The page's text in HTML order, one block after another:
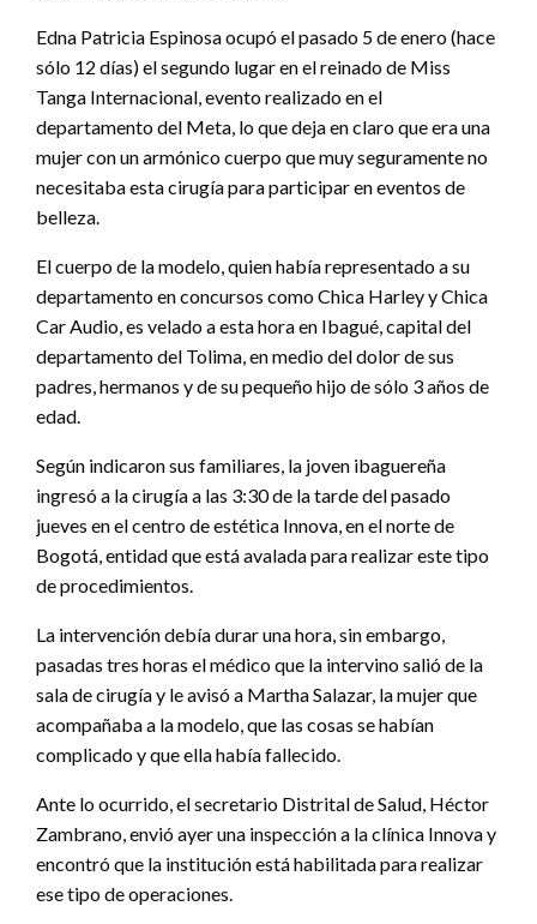
Edna Patricia Espinosa ocupó el pasado 5 de enero (hace
sólo 12 días) el segundo lugar en el reinado de Miss
Tanga Internacional, evento realizado en el
departamento del Meta, lo que deja en claro que era una
mujer con un armónico cuerpo que muy seguramente no
necesitaba esta cirugía para participar en eventos de
belleza.
El cuerpo de la modelo, quien había representado a su
departamento en concursos como Chica Harley y Chica
Car Audio, es velado a esta hora en Ibagué, capital del
departamento del Tolima, en medio del dolor de sus
padres, hermanos y de su pequeño hijo de sólo 3 años de
edad.
Según indicaron sus familiares, la joven ibaguereña
ingresó a la cirugía a las 3:30 de la tarde del pasado
jueves en el centro de estética Innova, en el norte de
Bogotá, entidad que está avalada para realizar este tipo
de procedimientos.
La intervención debía durar una hora, sin embargo,
pasadas tres horas el médico que la intervino salió de la
sala de cirugía y le avisó a Martha Salazar, la mujer que
acompañaba a la modelo, que las cosas se habían
complicado y que ella había fallecido.
Ante lo ocurrido, el secretario Distrital de Salud, Héctor
Zambrano, envió ayer una inspección a la clínica Innova y
encontró que la institución está habilitada para realizar
ese tipo de operaciones.